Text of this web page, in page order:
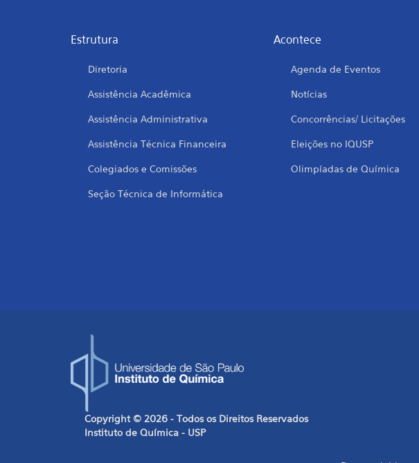
Estrutura
Diretoria
Assistência Acadêmica
Assistência Administrativa
Assistência Técnica Financeira
Colegiados e Comissões
Seção Técnica de Informática
Acontece
Agenda de Eventos
Notícias
Concorrências/ Licitações
Eleições no IQUSP
Olimpíadas de Química
Copyright © 2026 - Todos os Direitos Reservados
Instituto de Química - USP